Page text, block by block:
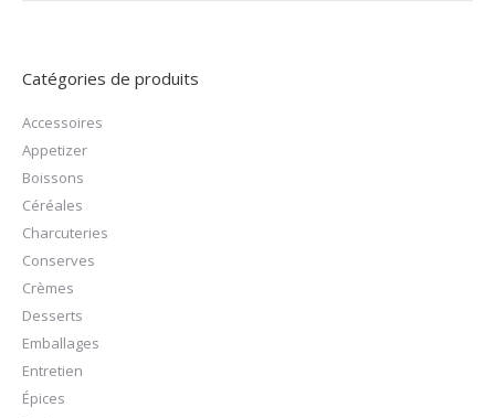
Catégories de produits
Accessoires
Appetizer
Boissons
Céréales
Charcuteries
Conserves
Crèmes
Desserts
Emballages
Entretien
Épices